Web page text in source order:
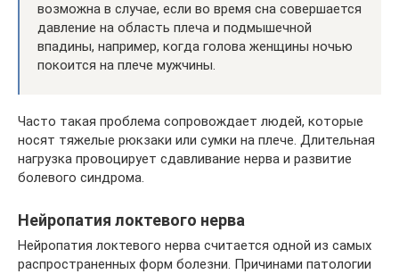
возможна в случае, если во время сна совершается
давление на область плеча и подмышечной
впадины, например, когда голова женщины ночью
покоится на плече мужчины.
Часто такая проблема сопровождает людей, которые
носят тяжелые рюкзаки или сумки на плече. Длительная
нагрузка провоцирует сдавливание нерва и развитие
болевого синдрома.
Нейропатия локтевого нерва
Нейропатия локтевого нерва считается одной из самых
распространенных форм болезни. Причинами патологии